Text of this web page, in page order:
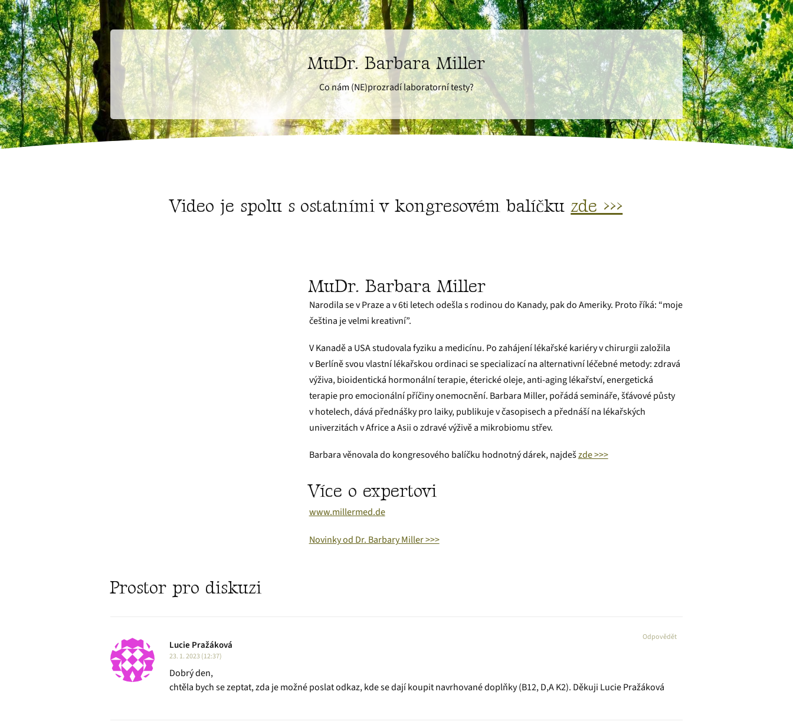
MuDr. Barbara Miller
Co nám (NE)prozradí laboratorní testy?
Video je spolu s ostatními v kongresovém balíčkuzde >>>
MuDr. Barbara Miller
Narodila se v Praze a v 6ti letech odešla s rodinou do Kanady, pak do Ameriky. Proto říká: “moje
čeština je velmi kreativní”.
V Kanadě a USA studovala fyziku a medicínu. Po zahájení lékařské kariéry v chirurgii založila
v Berlíně svou vlastní lékařskou ordinaci se specializací na alternativní léčebné metody: zdravá
výživa, bioidentická hormonální terapie, éterické oleje, anti-aging lékařství, energetická
terapie pro emocionální příčiny onemocnění. Barbara Miller, pořádá semináře, šťávové půsty
v hotelech, dává přednášky pro laiky, publikuje v časopisech a přednáší na lékařských
univerzitách v Africe a Asii o zdravé výživě a mikrobiomu střev.
Barbara věnovala do kongresového balíčku hodnotný dárek, najdešzde >>>
Více o expertovi
www.millermed.de
Novinky od Dr. Barbary Miller >>>
Prostor pro diskuzi
Lucie Pražáková
23. 1. 2023 (12:37)
Dobrý den,
chtěla bych se zeptat, zda je možné poslat odkaz, kde se dají koupit navrhované doplňky (B12, D,A K2). Děkuji Lucie Pražáková
Odpovědět